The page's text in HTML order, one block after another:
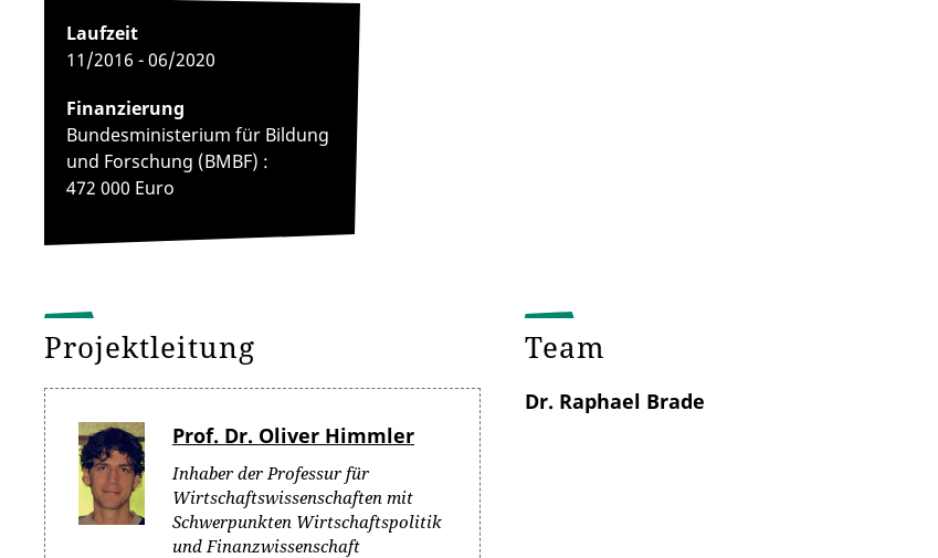
Laufzeit
11/2016 - 06/2020
Finanzierung
Bundesministerium für Bildung
und Forschung (BMBF) :
472 000 Euro
Projektleitung
Prof. Dr. Oliver Himmler
Inhaber der Professur für
Wirtschaftswissenschaften mit
Schwerpunkten Wirtschaftspolitik
und Finanzwissenschaft
Team
Dr. Raphael Brade